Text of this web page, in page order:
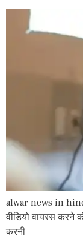
alwar news in
वीडियो वायरस करने
करनी